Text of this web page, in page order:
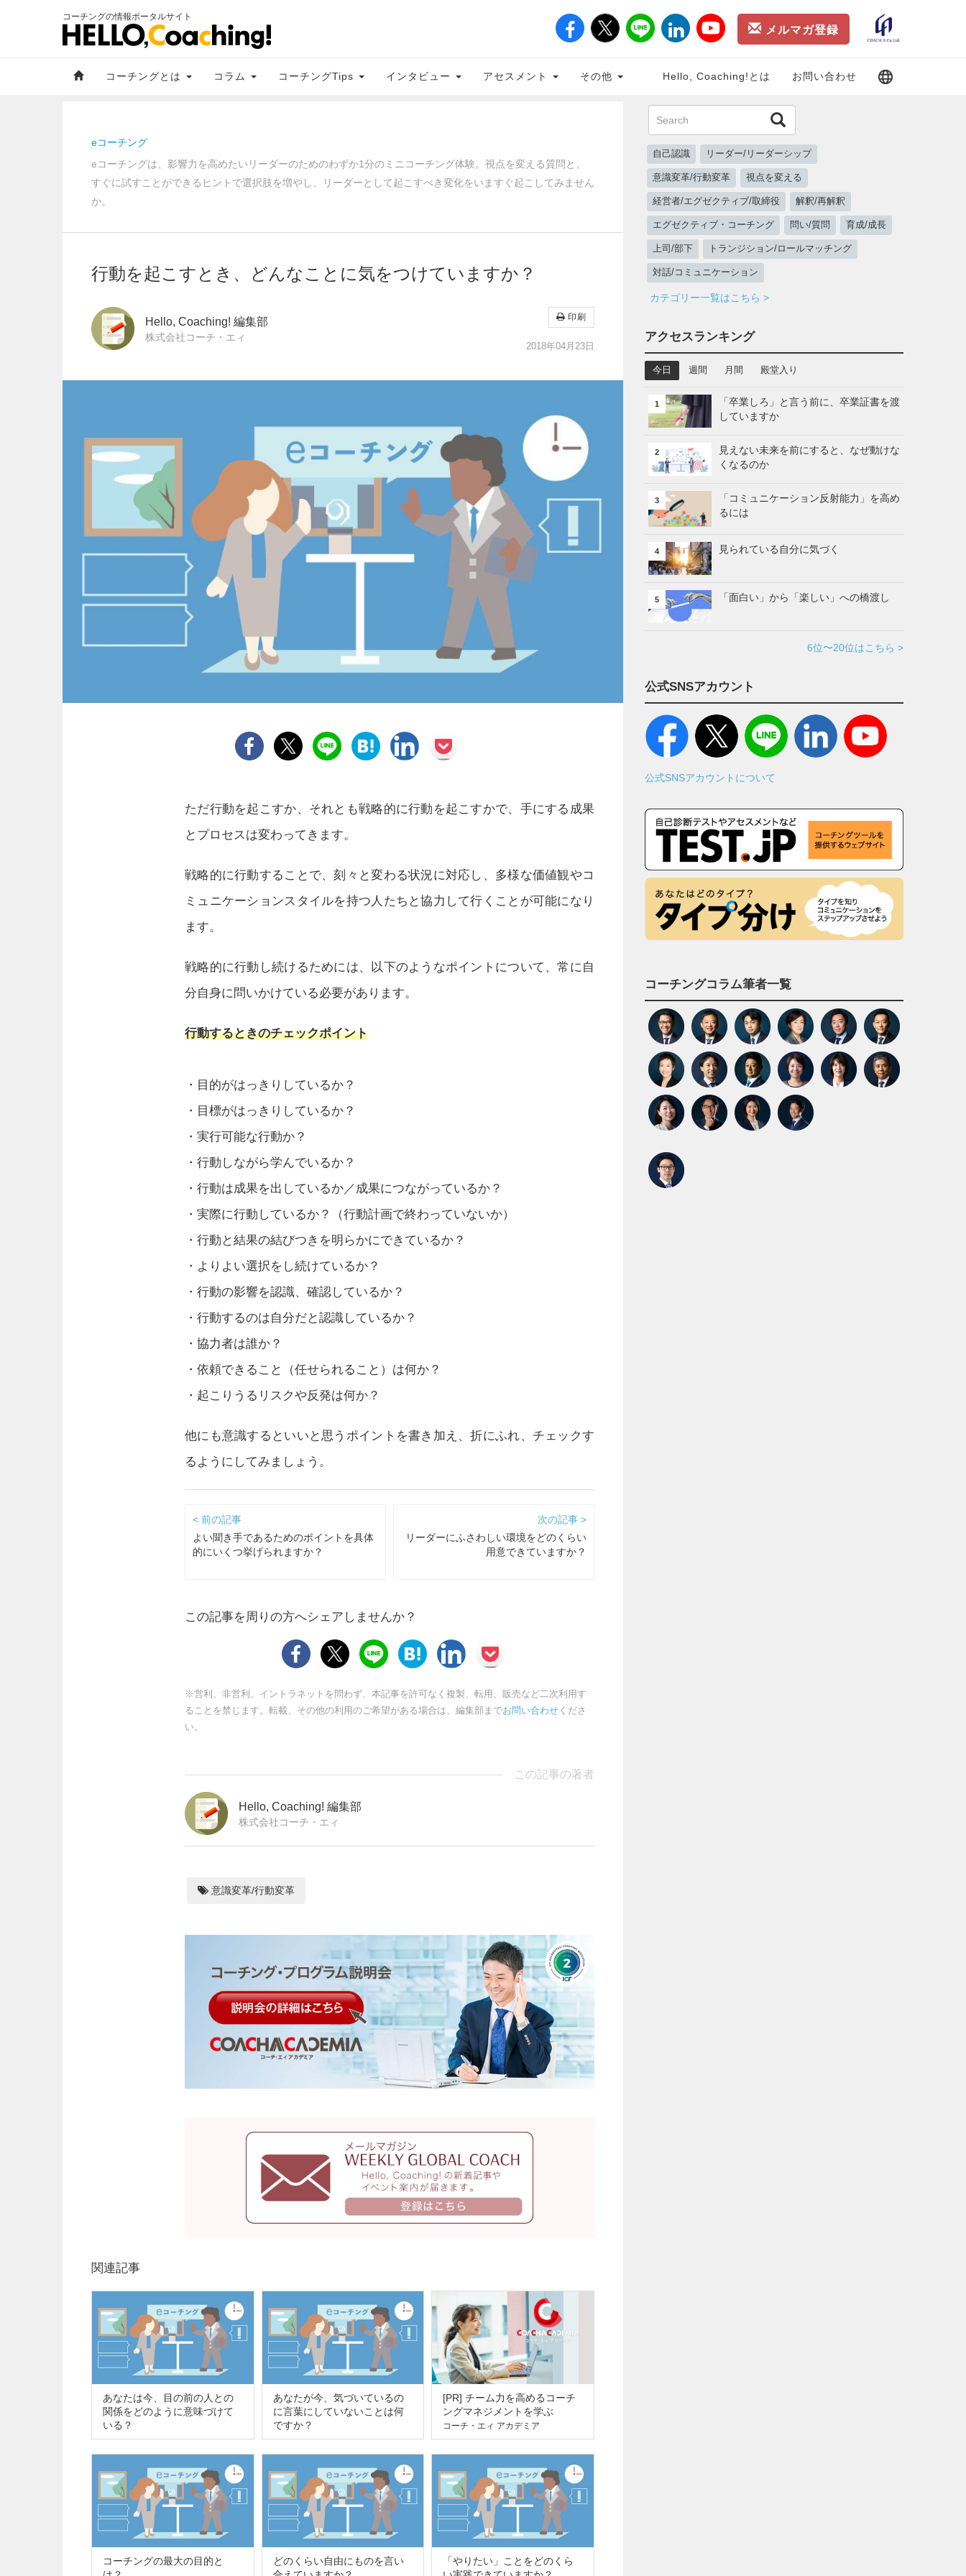
コーチングの情報ポータルサイト
メルマガ登録
コーチングとは コラム コーチングTips インタビュー アセスメント その他 Hello, Coaching!とは お問い合わせ
eコーチング
eコーチングは、影響力を高めたいリーダーのためのわずか1分のミニコーチング体験。視点を変える質問と、
すぐに試すことができるヒントで選択肢を増やし、リーダーとして起こすべき変化をいますぐ起こしてみません
か。
行動を起こすとき、どんなことに気をつけていますか？
Hello, Coaching! 編集部
株式会社コーチ・エィ
印刷
2018年04月23日
ただ行動を起こすか、それとも戦略的に行動を起こすかで、手にする成果
とプロセスは変わってきます。
戦略的に行動することで、刻々と変わる状況に対応し、多様な価値観やコ
ミュニケーションスタイルを持つ人たちと協力して行くことが可能になり
ます。
戦略的に行動し続けるためには、以下のようなポイントについて、常に自
分自身に問いかけている必要があります。
行動するときのチェックポイント
・目的がはっきりしているか？
・目標がはっきりしているか？
・実行可能な行動か？
・行動しながら学んでいるか？
・行動は成果を出しているか／成果につながっているか？
・実際に行動しているか？（行動計画で終わっていないか）
・行動と結果の結びつきを明らかにできているか？
・よりよい選択をし続けているか？
・行動の影響を認識、確認しているか？
・行動するのは自分だと認識しているか？
・協力者は誰か？
・依頼できること（任せられること）は何か？
・起こりうるリスクや反発は何か？
他にも意識するといいと思うポイントを書き加え、折にふれ、チェックす
るようにしてみましょう。
< 前の記事
よい聞き手であるためのポイントを具体
的にいくつ挙げられますか？
次の記事 >
リーダーにふさわしい環境をどのくらい
用意できていますか？
この記事を周りの方へシェアしませんか？
※営利、非営利、イントラネットを問わず、本記事を許可なく複製、転用、販売など二次利用す
ることを禁じます。転載、その他の利用のご希望がある場合は、編集部までお問い合わせ くださ
い。
この記事の著者
Hello, Coaching! 編集部
株式会社コーチ・エィ
意識変革/行動変革
関連記事
あなたは今、目の前の人との
関係をどのように意味づけて
いる？
あなたが今、気づいているの
に言葉にしていないことは何
ですか？
[PR] チーム力を高めるコーチ
ングマネジメントを学ぶ
コーチ・エィ アカデミア
コーチングの最大の目的と
どのくらい自由にものを言い
「やりたい」ことをどのくら
自己認識 リーダー/リーダーシップ
意識変革/行動変革 視点を変える
経営者/エグゼクティブ/取締役 解釈/再解釈
エグゼクティブ・コーチング 問い/質問 育成/成長
上司/部下 トランジション/ロールマッチング
対話/コミュニケーション
カテゴリー一覧はこちら >
アクセスランキング
今日 週間 月間 殿堂入り
1
「卒業しろ」と言う前に、卒業証書を渡
していますか
2
見えない未来を前にすると、なぜ動けな
くなるのか
3
「コミュニケーション反射能力」を高め
るには
4 見られている自分に気づく
5 「面白い」から「楽しい」への橋渡し
6位〜20位はこちら >
公式SNSアカウント
公式SNSアカウントについて
コーチングコラム筆者一覧